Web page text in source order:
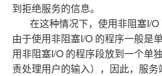
到拒绝服务的信息。
在这种情况下，使用非阻塞I/O
由于使用非阻塞I/O 的程序一般是
用非阻塞I/O 的程序段放到一个单
责处理用户的输入），因此，服